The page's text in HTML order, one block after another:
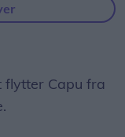
flytter Capu fra